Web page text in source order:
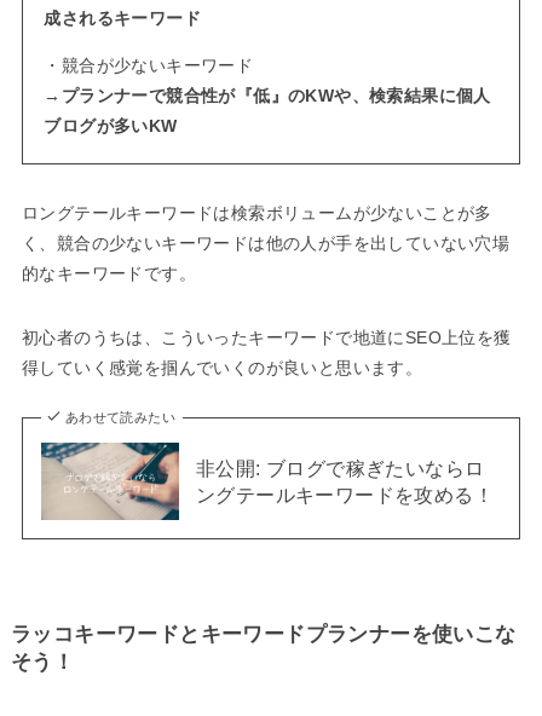
成されるキーワード
・競合が少ないキーワード
→ プランナーで競合性が『低』のKWや、検索結果に個人
ブログが多いKW
ロングテールキーワードは検索ボリュームが少ないことが多
く、競合の少ないキーワードは他の人が手を出していない穴場
的なキーワードです。
初心者のうちは、こういったキーワードで地道にSEO上位を獲
得していく感覚を掴んでいくのが良いと思います。
あわせて読みたい
非公開: ブログで稼ぎたいならロ
ングテールキーワードを攻める！
ラッコキーワードとキーワードプランナーを使いこな
そう！